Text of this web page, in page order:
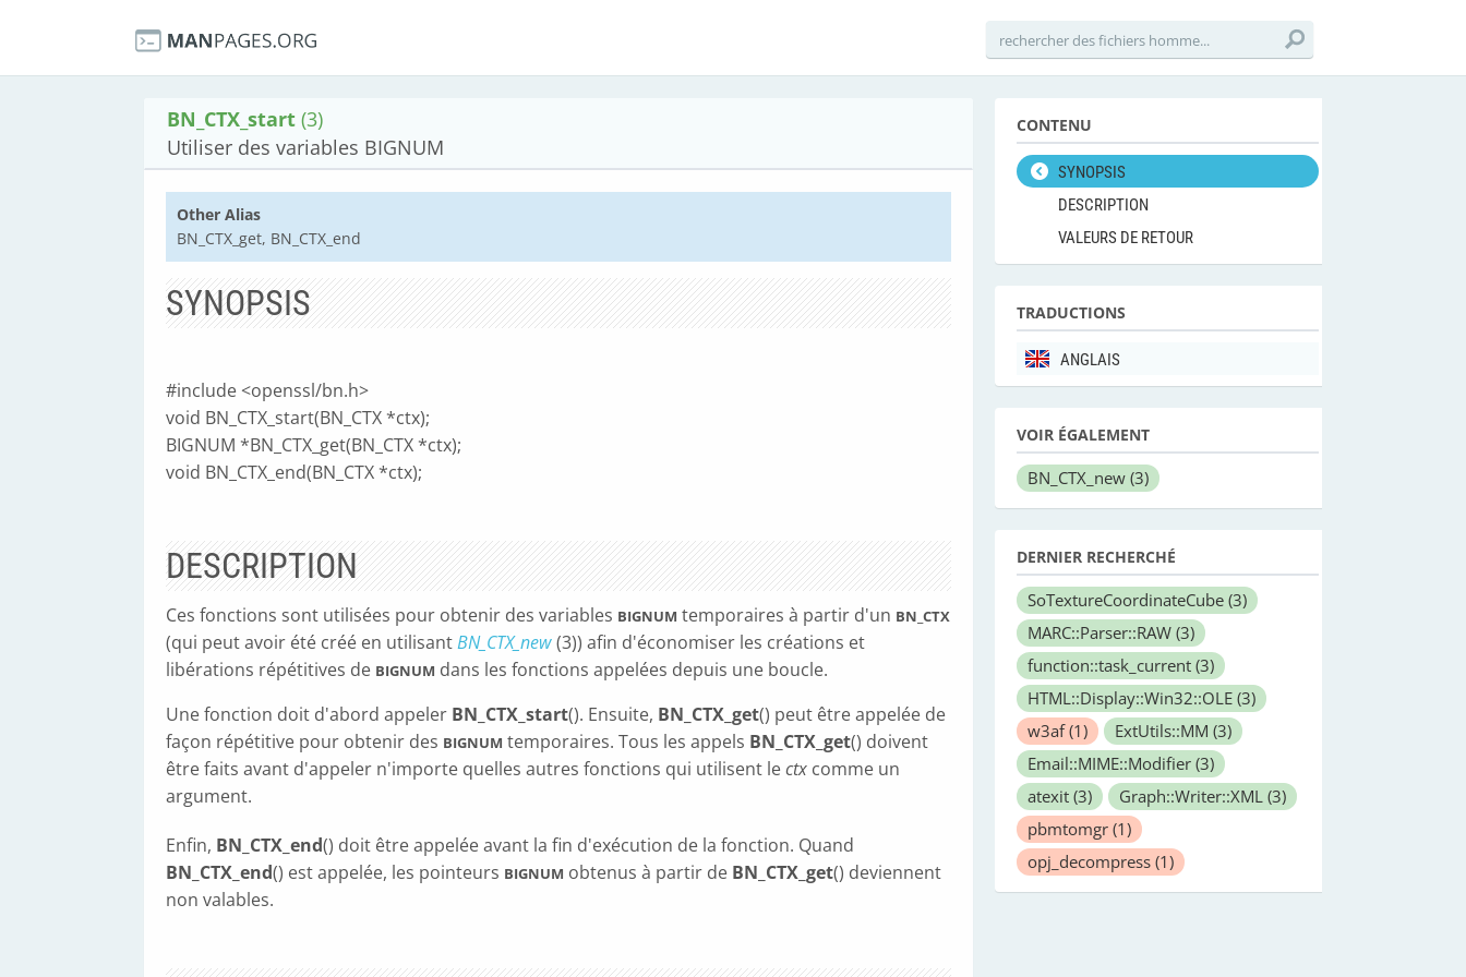
BN_CTX_start (3)
Utiliser des variables BIGNUM
Other Alias
BN_CTX_get, BN_CTX_end
SYNOPSIS
#include <openssl/bn.h>
void BN_CTX_start(BN_CTX *ctx);
BIGNUM *BN_CTX_get(BN_CTX *ctx);
void BN_CTX_end(BN_CTX *ctx);
DESCRIPTION
Ces fonctions sont utilisées pour obtenir des variables BIGNUM temporaires à partir d'un BN_CTX
(qui peut avoir été créé en utilisantBN_CTX_new (3)) afin d'économiser les créations et
libérations répétitives de BIGNUM dans les fonctions appelées depuis une boucle.
Une fonction doit d'abord appeler BN_CTX_start(). Ensuite, BN_CTX_get() peut être appelée de
façon répétitive pour obtenir des BIGNUM temporaires. Tous les appels BN_CTX_get() doivent
être faits avant d'appeler n'importe quelles autres fonctions qui utilisent lectx comme un
argument.
Enfin, BN_CTX_end() doit être appelée avant la fin d'exécution de la fonction. Quand
BN_CTX_end() est appelée, les pointeurs BIGNUM obtenus à partir de BN_CTX_get() deviennent
non valables.
CONTENU
SYNOPSIS
DESCRIPTION
VALEURS DE RETOUR
TRADUCTIONS
ANGLAIS
VOIR ÉGALEMENT
BN_CTX_new (3)
DERNIER RECHERCHÉ
SoTextureCoordinateCube (3)
MARC::Parser::RAW (3)
function::task_current (3)
HTML::Display::Win32::OLE (3)
w3af(1) ExtUtils::MM (3)
Email::MIME::Modifier (3)
atexit (3) Graph::Writer::XML (3)
pbmtomgr (1)
opj_decompress (1)